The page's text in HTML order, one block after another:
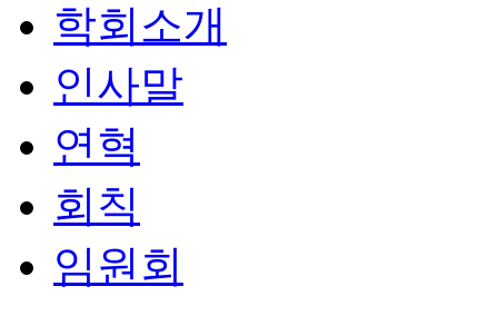
학회소개
인사말
연혁
회칙
임원회